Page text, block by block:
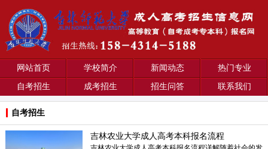
网站首页 学校简介 新闻动态 热门专业
自考招生 成考招生 招生问答 联系我们
自考招生
吉林农业大学成人高考本科报名流程